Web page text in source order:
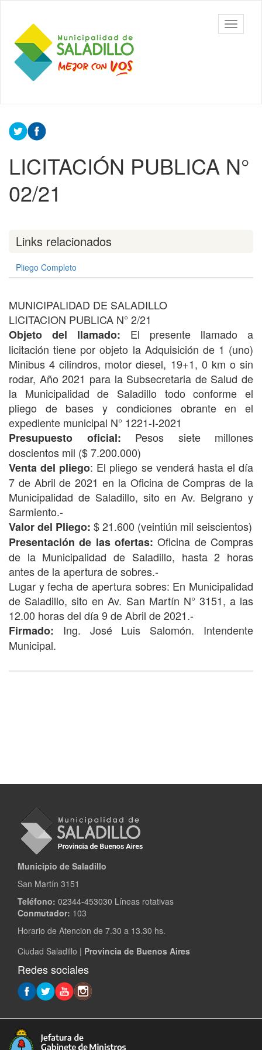
contenido
principal
Municipalidad
de Saladillo
barra
Contenido
principal
LICITACIÓN PUBLICA N°
02/21
Links relacionados
Pliego Completo
MUNICIPALIDAD DE SALADILLO
LICITACION PUBLICA N° 2/21
Objeto del llamado: El presente llamado a
licitación tiene por objeto la Adquisición de 1 (uno)
Minibus 4 cilindros, motor diesel, 19+1, 0 km o sin
rodar, Año 2021 para la Subsecretaria de Salud de
la Municipalidad de Saladillo todo conforme el
pliego de bases y condiciones obrante en el
expediente municipal N° 1221-I-2021
Presupuesto oficial: Pesos siete millones
doscientos mil ($ 7.200.000)
Venta del pliego: El pliego se venderá hasta el día
7 de Abril de 2021 en la Oficina de Compras de la
Municipalidad de Saladillo, sito en Av. Belgrano y
Sarmiento.-
Valor del Pliego: $ 21.600 (veintiún mil seiscientos)
Presentación de las ofertas:Oficina de Compras
de la Municipalidad de Saladillo, hasta 2 horas
antes de la apertura de sobres.-
Lugar y fecha de apertura sobres: En Municipalidad
de Saladillo, sito en Av. San Martín N° 3151, a las
12.00 horas del día 9 de Abril de 2021.-
Firmado: Ing. José Luis Salomón. Intendente
Municipal.
Municipio de Saladillo
San Martín 3151
Teléfono: 02344-453030 Líneas rotativas
Conmutador: 103
Horario de Atencion de 7.30 a 13.30 hs.
Ciudad Saladillo | Provincia de Buenos Aires
Redes sociales